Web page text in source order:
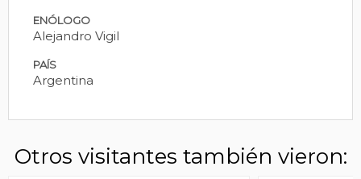
ENÓLOGO
Alejandro Vigil
PAÍS
Argentina
Otros visitantes también vieron: